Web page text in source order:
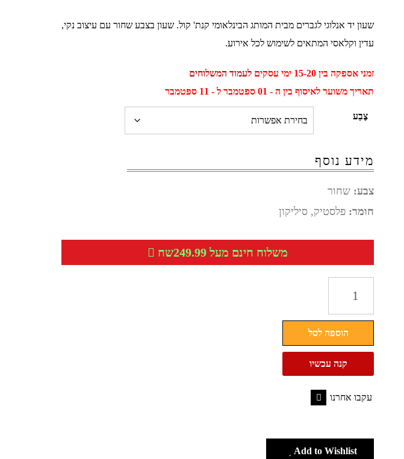
שעון יד אנלוגי לגברים מבית המותג הבינלאומי קנת' קול. שעון בצבע שחור עם עיצוב נקי,
עדין וקלאסי המתאים לשימוש לכל אירוע.
זמני אספקה בין 15-20 ימי עסקים
לעמוד המשלוחים
תאריך משוער לאיסוף בין ה - 01 ספטמבר ל - 11 ספטמבר
צֶבַע
מידע נוסף
צבע: שחור
חומר: פלסטיק, סיליקון
משלוח חינם מעל 249.99שח
שעון
שחור
קנת'
Cole
הוספה לסל
קנה עכשיו
עקבו אחרנו
Add to Wishlist